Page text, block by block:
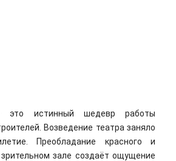
истинный шедевр работы
Возведение театра заняло
Преобладание красного и
зале создаёт ощущение